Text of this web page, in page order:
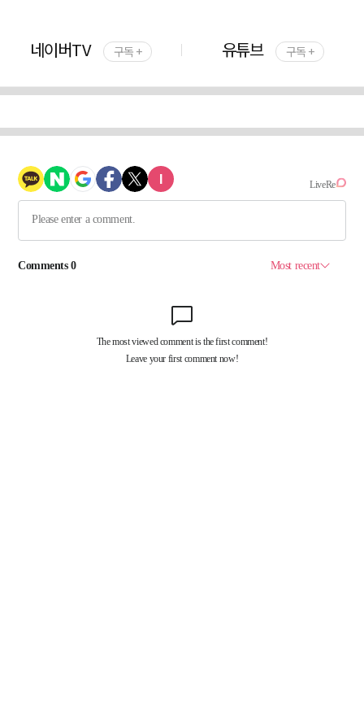
네이버TV 구독 + 유튜브 구독 +